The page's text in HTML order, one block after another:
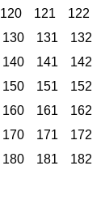
120 121 122
130 131 132
140 141 142
150 151 152
160 161 162
170 171 172
180 181 182